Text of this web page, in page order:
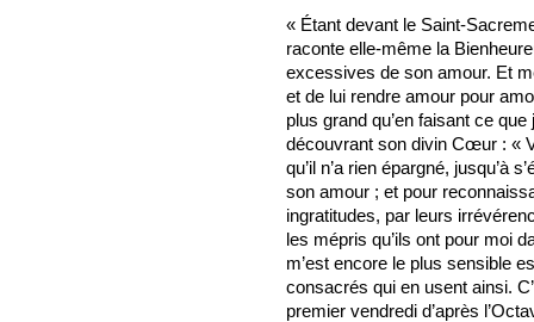
« Étant devant le Saint-
raconte elle-même la
excessives de son amour. Et
et de lui rendre amour pour
plus grand qu’en faisant ce
découvrant son divin Cœur : «
qu’il n’a rien épargné, jusqu’à
son amour ; et pour
ingratitudes, par leurs
les mépris qu’ils ont pour moi
m’est encore le plus sensible
consacrés qui en usent ainsi.
premier vendredi d’après